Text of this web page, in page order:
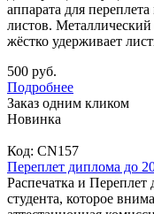
аппарата для
листов.
жёстко удерживает
500 руб.
Подробнее
Заказ одним кликом
Новинка
Код: CN157
Переплет диплома до
Распечатка и
студента, которое